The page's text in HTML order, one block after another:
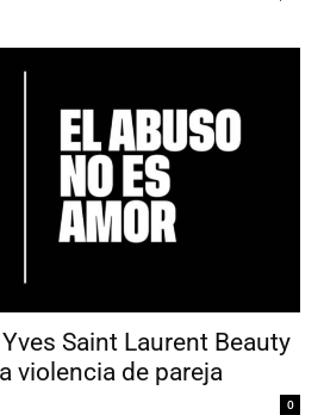
Saint Laurent Beauty
violencia de pareja
0